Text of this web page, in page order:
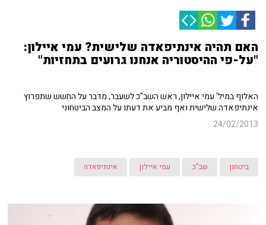
האם תהיה אינתיפאדה שלישית? עמי איילון:
"על-פי ההיסטוריה אנחנו גרועים בתחזיות"
האלוף במיל' עמי איילון, ראש השב"כ לשעבר, מדבר על החשש שתפרוץ
אינתיפאדה שלישית ואף מביע את דעתו על המצב הביטחוני
24/02/2013
ביטחון שב"כ עמי איילון אינתיפאדה